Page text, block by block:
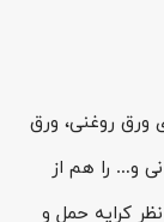
ورق روغنی، ورق
و… را هم از
کرایه حمل و